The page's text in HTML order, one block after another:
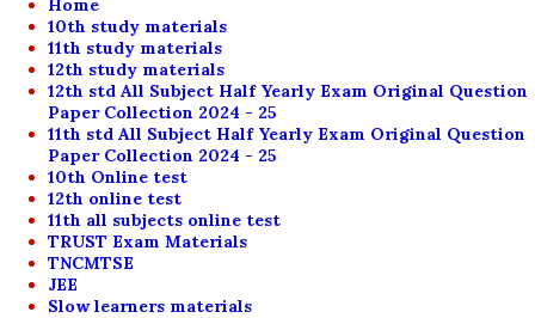
Home
10th study materials
11th study materials
12th study materials
12th std All Subject Half Yearly Exam Original Question
Paper Collection 2024 - 25
11th std All Subject Half Yearly Exam Original Question
Paper Collection 2024 - 25
10th Online test
12th online test
11th all subjects online test
TRUST Exam Materials
TNCMTSE
JEE
Slow learners materials